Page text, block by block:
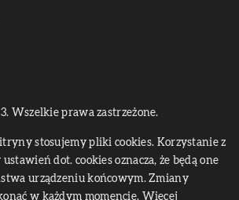
Wszelkie prawa zastrzeżone.
stosujemy pliki cookies. Korzystanie z
dot. cookies oznacza, że będą one
urządzeniu końcowym. Zmiany
w każdym momencie. Więcej